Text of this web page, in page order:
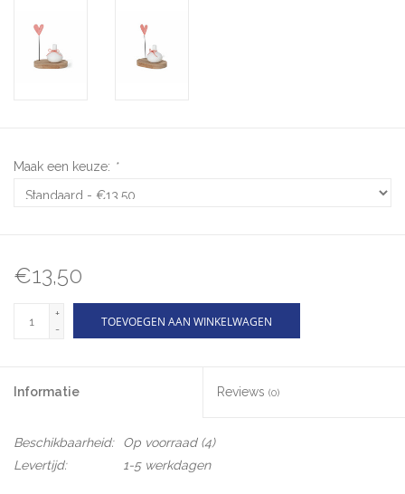
Maak een keuze: *
€13,50
+
-
TOEVOEGEN AAN WINKELWAGEN
Informatie Reviews (0)
Beschikbaarheid: Op voorraad(4)
Levertijd:
1-5 werkdagen